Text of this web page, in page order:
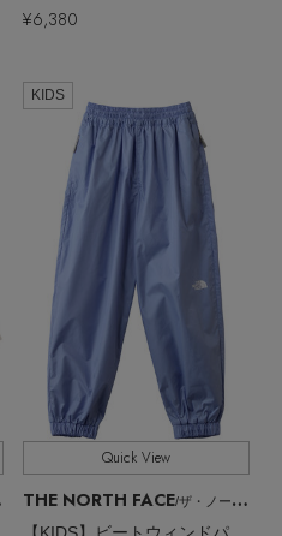
¥6,380
KIDS
Quick View
THE NORTH FACE/ザ・ノース・フェイス